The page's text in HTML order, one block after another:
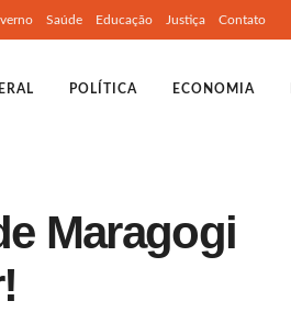
Saúde Educação Justiça Contato
POLÍTICA ECONOMIA
Maragogi